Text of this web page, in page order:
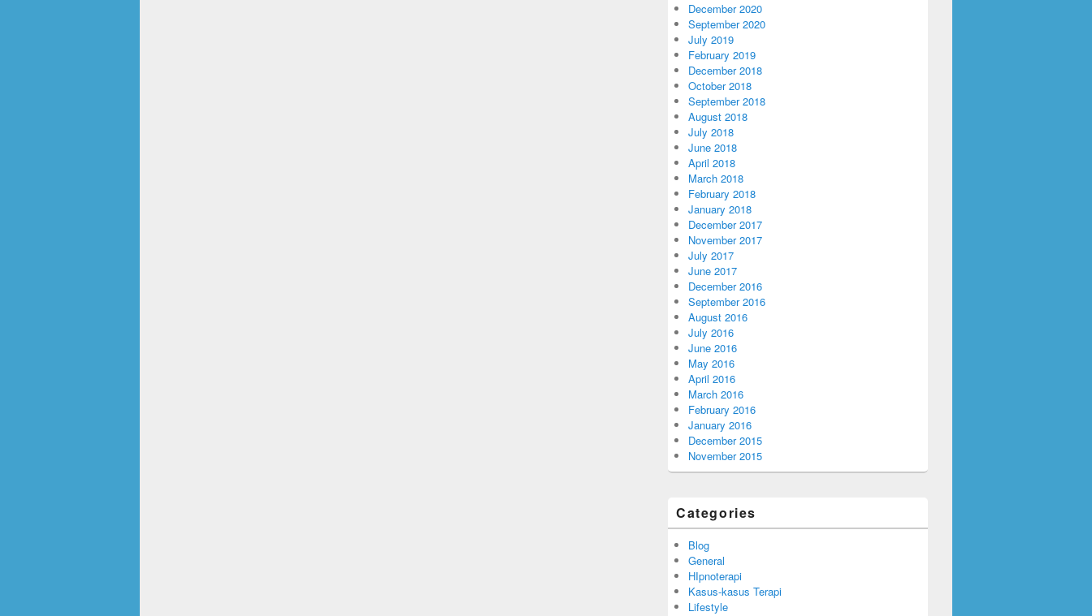
December 2020
September 2020
July 2019
February 2019
December 2018
October 2018
September 2018
August 2018
July 2018
June 2018
April 2018
March 2018
February 2018
January 2018
December 2017
November 2017
July 2017
June 2017
December 2016
September 2016
August 2016
July 2016
June 2016
May 2016
April 2016
March 2016
February 2016
January 2016
December 2015
November 2015
Categories
Blog
General
HIpnoterapi
Kasus-kasus Terapi
Lifestyle